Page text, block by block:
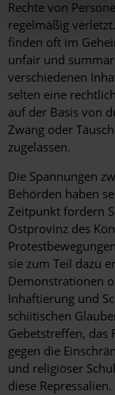
Rechte von
regelmäßig
finden oft im
unfair und
verschiedenen
selten eine
auf der Basis von
Zwang oder
zugelassen.
Die Spannungen
Behörden haben
Zeitpunkt fordern
Ostprovinz des
sie zum Teil dazu
Demonstrationen
Inhaftierung und
schiitischen
Gebetstreffen, das
gegen die
und religiöser
diese Repressalien.